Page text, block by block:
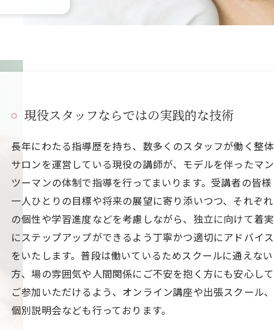
現役スタッフならではの実践的な技術
長年にわたる指導歴を持ち、数多くのスタッフが働く整体
サロンを運営している現役の講師が、モデルを伴ったマン
ツーマンの体制で指導を行ってまいります。受講者の皆様
一人ひとりの目標や将来の展望に寄り添いつつ、それぞれ
の個性や学習進度などを考慮しながら、独立に向けて着実
にステップアップができるよう丁寧かつ適切にアドバイス
をいたします。普段は働いているためスクールに通えない
方、場の雰囲気や人間関係にご不安を抱く方にも安心して
ご参加いただけるよう、オンライン講座や出張スクール、
個別説明会なども行っております。